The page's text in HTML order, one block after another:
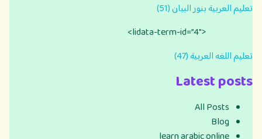
تعليم العربية بنور البيان (51)
<lidata-term-id=”4″>
تعليم اللغه العربية (47)
Latest posts
All Posts
Blog